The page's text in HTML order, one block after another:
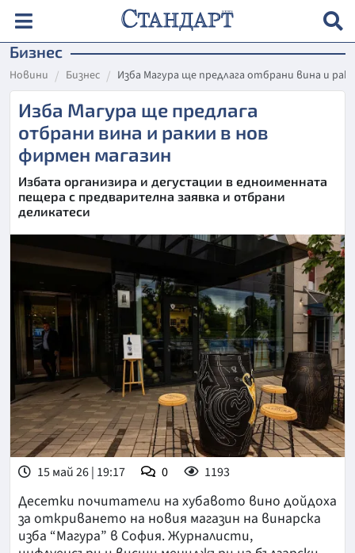
Бизнес
Новини Бизнес Изба Магура ще предлага отбрани вина и
Изба Магура ще предлага
отбрани вина и ракии в нов
фирмен магазин
Избата организира и дегустации в едноименната
пещера с предварителна заявка и отбрани
деликатеси
15 май 26 | 19:17 0 1193
Десетки почитатели на хубавото вино дойдоха
за откриването на новия магазин на винарска
изба “Магура” в София. Журналисти,